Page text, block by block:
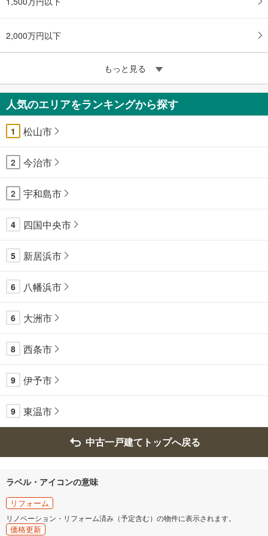
2,000万円以下
もっと見る
人気のエリアをランキングから探す
1 松山市
2 今治市
2 宇和島市
4 四国中央市
5 新居浜市
6 八幡浜市
6 大洲市
8 西条市
9 伊予市
9 東温市
中古一戸建てトップへ戻る
ラベル・アイコンの意味
リフォーム
リノベーション・リフォーム済み（予定含む）の物件に表示されます。
価格更新